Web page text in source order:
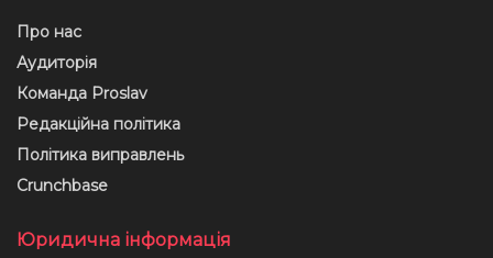
Про нас
Аудиторія
Команда Proslav
Редакційна політика
Політика виправлень
Crunchbase
Юридична інформація